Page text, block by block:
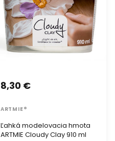
Ľahká modelovacia hmota
ARTMIE Cloudy Clay 910 ml
8,30 €
ARTMIE®